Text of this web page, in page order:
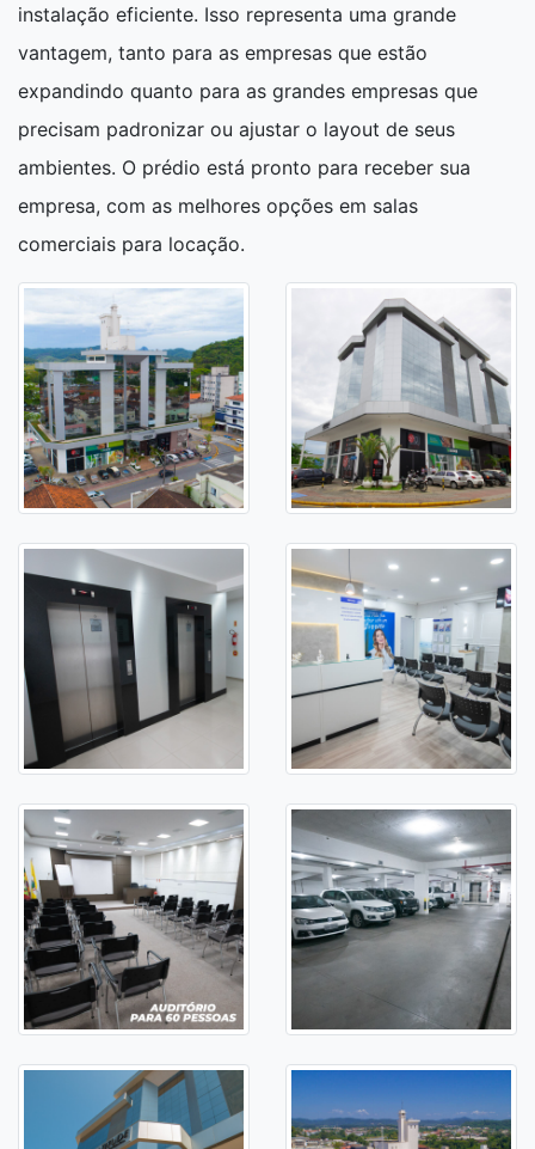
instalação eficiente. Isso representa uma grande
vantagem, tanto para as empresas que estão
expandindo quanto para as grandes empresas que
precisam padronizar ou ajustar o layout de seus
ambientes. O prédio está pronto para receber sua
empresa, com as melhores opções em salas
comerciais para locação.